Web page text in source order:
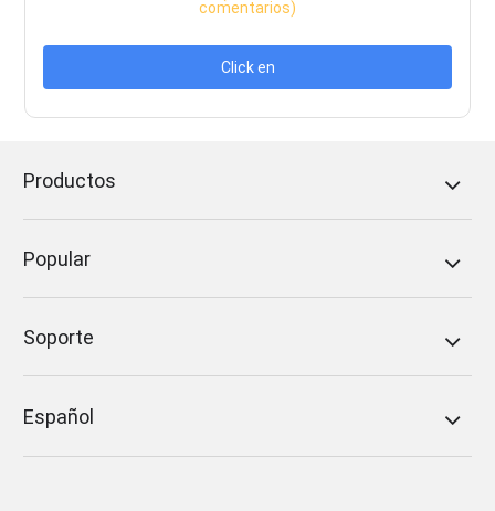
comentarios)
Click en
Productos
Popular
Soporte
Español